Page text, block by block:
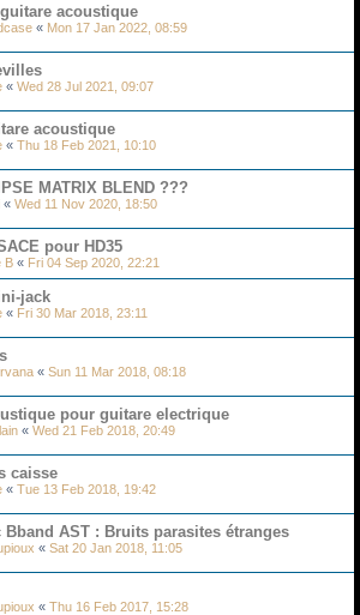
acoustique
« Mon 17 Jan 2022, 08:59
« Wed 28 Jul 2021, 09:07
acoustique
« Thu 18 Feb 2021, 10:10
MATRIX BLEND ???
« Wed 11 Nov 2020, 18:50
pour HD35
B « Fri 04 Sep 2020, 22:21
jack
« Fri 30 Mar 2018, 23:11
« Sun 11 Mar 2018, 08:18
pour guitare electrique
« Wed 21 Feb 2018, 20:49
caisse
« Tue 13 Feb 2018, 19:42
Bband AST : Bruits parasites étranges
« Sat 20 Jan 2018, 11:05
« Thu 16 Feb 2017, 15:28